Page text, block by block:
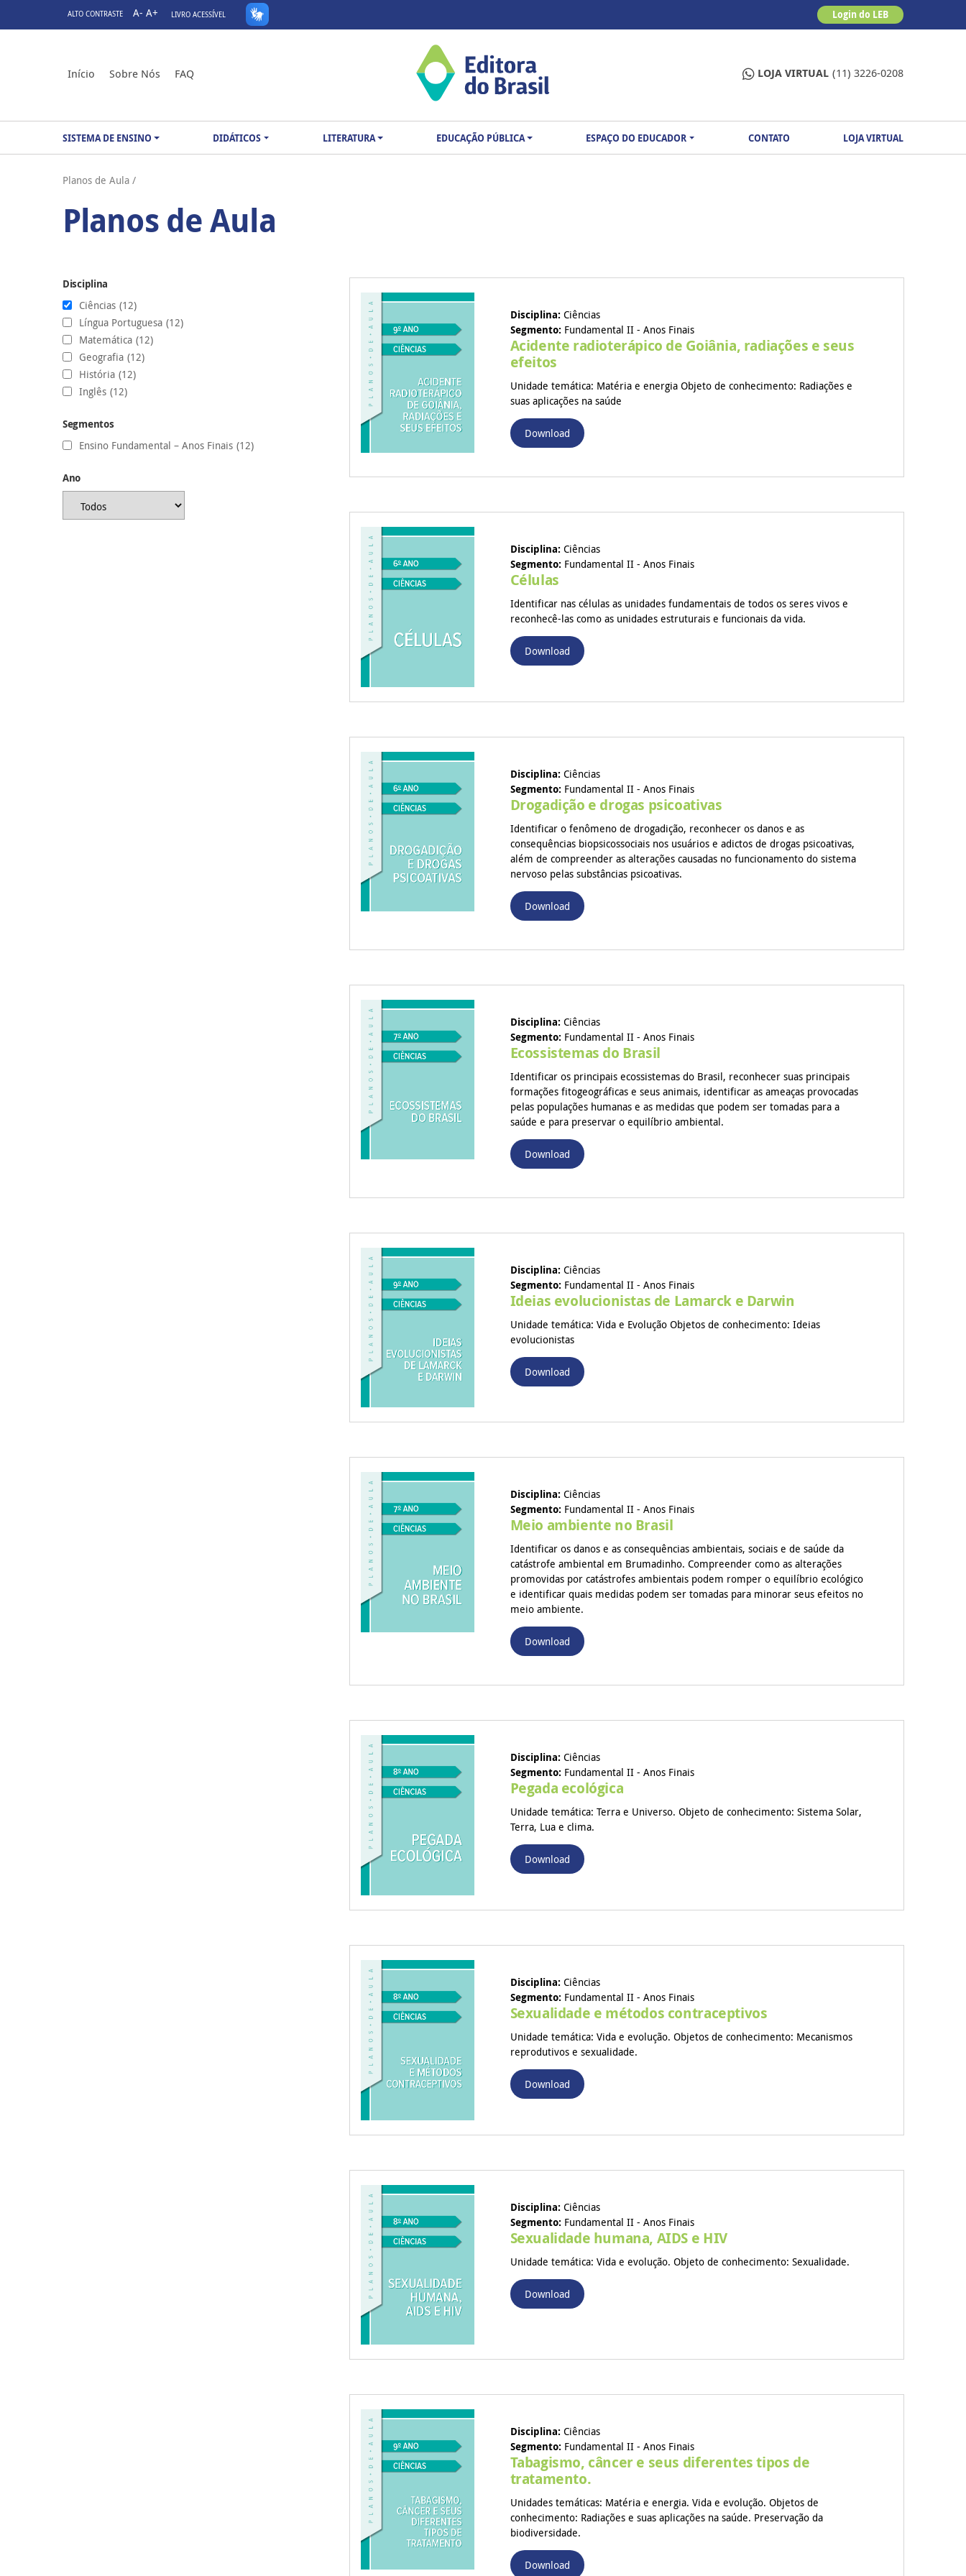
ALTO CONTRASTE A- A+ LIVRO ACESSÍVEL Login do LEB
Início Sobre Nós FAQ LOJA VIRTUAL (11) 3226-0208
SISTEMA DE ENSINO DIDÁTICOS LITERATURA EDUCAÇÃO PÚBLICA ESPAÇO DO EDUCADOR CONTATO LOJA VIRTUAL
Planos de Aula /
Planos de Aula
Disciplina
Ciências (12)
Língua Portuguesa (12)
Matemática (12)
Geografia (12)
História (12)
Inglês (12)
Segmentos
Ensino Fundamental – Anos Finais (12)
Ano
Disciplina: Ciências
Segmento: Fundamental II - Anos Finais
Acidente radioterápico de Goiânia, radiações e seus
efeitos
Unidade temática: Matéria e energia Objeto de conhecimento: Radiações e
suas aplicações na saúde
Download
Disciplina: Ciências
Segmento: Fundamental II - Anos Finais
Células
Identificar nas células as unidades fundamentais de todos os seres vivos e
reconhecê-las como as unidades estruturais e funcionais da vida.
Download
Disciplina: Ciências
Segmento: Fundamental II - Anos Finais
Drogadição e drogas psicoativas
Identificar o fenômeno de drogadição, reconhecer os danos e as
consequências biopsicossociais nos usuários e adictos de drogas psicoativas,
além de compreender as alterações causadas no funcionamento do sistema
nervoso pelas substâncias psicoativas.
Download
Disciplina: Ciências
Segmento: Fundamental II - Anos Finais
Ecossistemas do Brasil
Identificar os principais ecossistemas do Brasil, reconhecer suas principais
formações fitogeográficas e seus animais, identificar as ameaças provocadas
pelas populações humanas e as medidas que podem ser tomadas para a
saúde e para preservar o equilíbrio ambiental.
Download
Disciplina: Ciências
Segmento: Fundamental II - Anos Finais
Ideias evolucionistas de Lamarck e Darwin
Unidade temática: Vida e Evolução Objetos de conhecimento: Ideias
evolucionistas
Download
Disciplina: Ciências
Segmento: Fundamental II - Anos Finais
Meio ambiente no Brasil
Identificar os danos e as consequências ambientais, sociais e de saúde da
catástrofe ambiental em Brumadinho. Compreender como as alterações
promovidas por catástrofes ambientais podem romper o equilíbrio ecológico
e identificar quais medidas podem ser tomadas para minorar seus efeitos no
meio ambiente.
Download
Disciplina: Ciências
Segmento: Fundamental II - Anos Finais
Pegada ecológica
Unidade temática: Terra e Universo. Objeto de conhecimento: Sistema Solar,
Terra, Lua e clima.
Download
Disciplina: Ciências
Segmento: Fundamental II - Anos Finais
Sexualidade e métodos contraceptivos
Unidade temática: Vida e evolução. Objetos de conhecimento: Mecanismos
reprodutivos e sexualidade.
Download
Disciplina: Ciências
Segmento: Fundamental II - Anos Finais
Sexualidade humana, AIDS e HIV
Unidade temática: Vida e evolução. Objeto de conhecimento: Sexualidade.
Download
Disciplina: Ciências
Segmento: Fundamental II - Anos Finais
Tabagismo, câncer e seus diferentes tipos de
tratamento.
Unidades temáticas: Matéria e energia. Vida e evolução. Objetos de
conhecimento: Radiações e suas aplicações na saúde. Preservação da
biodiversidade.
Download